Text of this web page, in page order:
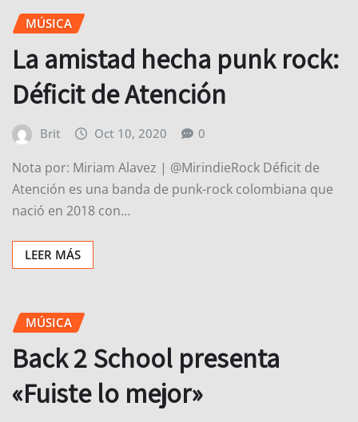
MÚSICA
La amistad hecha punk rock:
Déficit de Atención
Brit Oct 10, 2020 0
Nota por: Miriam Alavez | @MirindieRock Déficit de
Atención es una banda de punk-rock colombiana que
nació en 2018 con…
LEER MÁS
MÚSICA
Back 2 School presenta
«Fuiste lo mejor»